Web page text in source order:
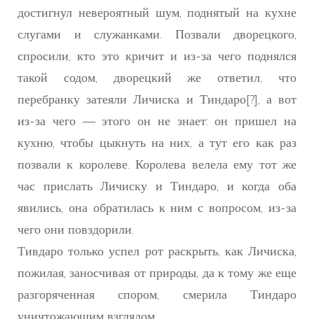
достигнул невероятный шум, поднятый на кухне
слугами и служанками. Позвали дворецкого,
спросили, кто это кричит и из-за чего поднялся
такой содом, дворецкий же ответил, что
перебранку затеяли Личиска и Тиндаро[?], а вот
из-за чего — этого он не знает: он пришел на
кухню, чтобы цыкнуть на них, а тут его как раз
позвали к королеве. Королева велела ему тот же
час прислать Личиску и Тиндаро, и когда оба
явились, она обратилась к ним с вопросом, из-за
чего они повздорили.
Тивдаро только успел рот раскрыть, как Личиска,
пожилая, заносчивая от природы, да к тому же еще
разгоряченная спором, смерила Тиндаро